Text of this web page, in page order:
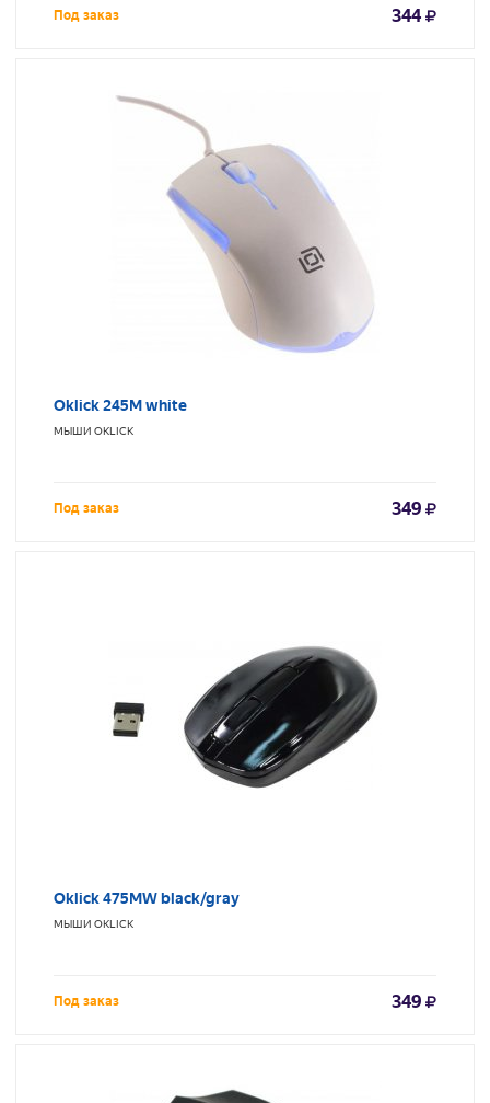
Под заказ 344
Oklick 245M white
МЫШИ OKLICK
Под заказ 349
Oklick 475MW black/gray
МЫШИ OKLICK
Под заказ 349